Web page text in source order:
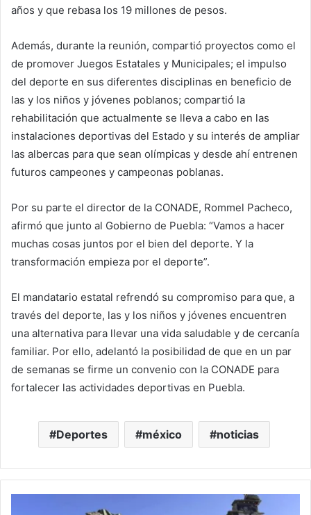
años y que rebasa los 19 millones de pesos.
Además, durante la reunión, compartió proyectos como el
de promover Juegos Estatales y Municipales; el impulso
del deporte en sus diferentes disciplinas en beneficio de
las y los niños y jóvenes poblanos; compartió la
rehabilitación que actualmente se lleva a cabo en las
instalaciones deportivas del Estado y su interés de ampliar
las albercas para que sean olímpicas y desde ahí entrenen
futuros campeones y campeonas poblanas.
Por su parte el director de la CONADE, Rommel Pacheco,
afirmó que junto al Gobierno de Puebla: “Vamos a hacer
muchas cosas juntos por el bien del deporte. Y la
transformación empieza por el deporte”.
El mandatario estatal refrendó su compromiso para que, a
través del deporte, las y los niños y jóvenes encuentren
una alternativa para llevar una vida saludable y de cercanía
familiar. Por ello, adelantó la posibilidad de que en un par
de semanas se firme un convenio con la CONADE para
fortalecer las actividades deportivas en Puebla.
Deportes méxico noticias